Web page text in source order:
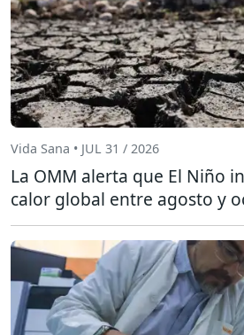
Vida Sana • JUL 31 / 2026
La OMM alerta que El Niño
calor global entre agosto y